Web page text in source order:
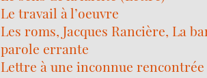
Le travail à l’oeuvre
Les roms, Jacques Rancière, La
parole errante
Lettre à une inconnue